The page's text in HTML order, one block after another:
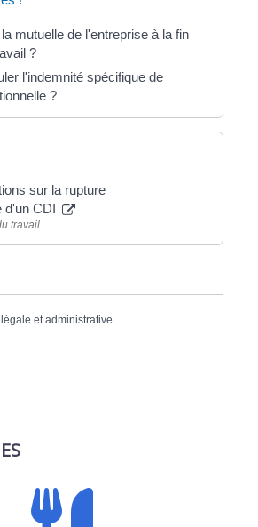
mutuelle de l'entreprise à la fin
?
l'indemnité spécifique de
?
sur la rupture
d'un CDI
travail
et administrative